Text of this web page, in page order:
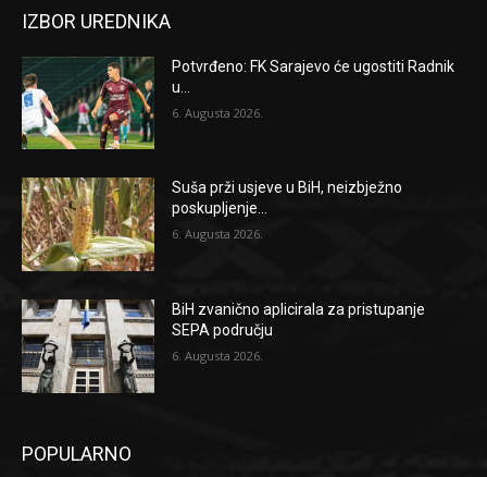
IZBOR UREDNIKA
Potvrđeno: FK Sarajevo će ugostiti Radnik
u...
6. Augusta 2026.
Suša prži usjeve u BiH, neizbježno
poskupljenje...
6. Augusta 2026.
BiH zvanično aplicirala za pristupanje
SEPA području
6. Augusta 2026.
POPULARNO